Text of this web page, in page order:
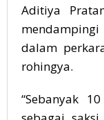
Aditiya
dalam
rohingya.
“Sebanyak